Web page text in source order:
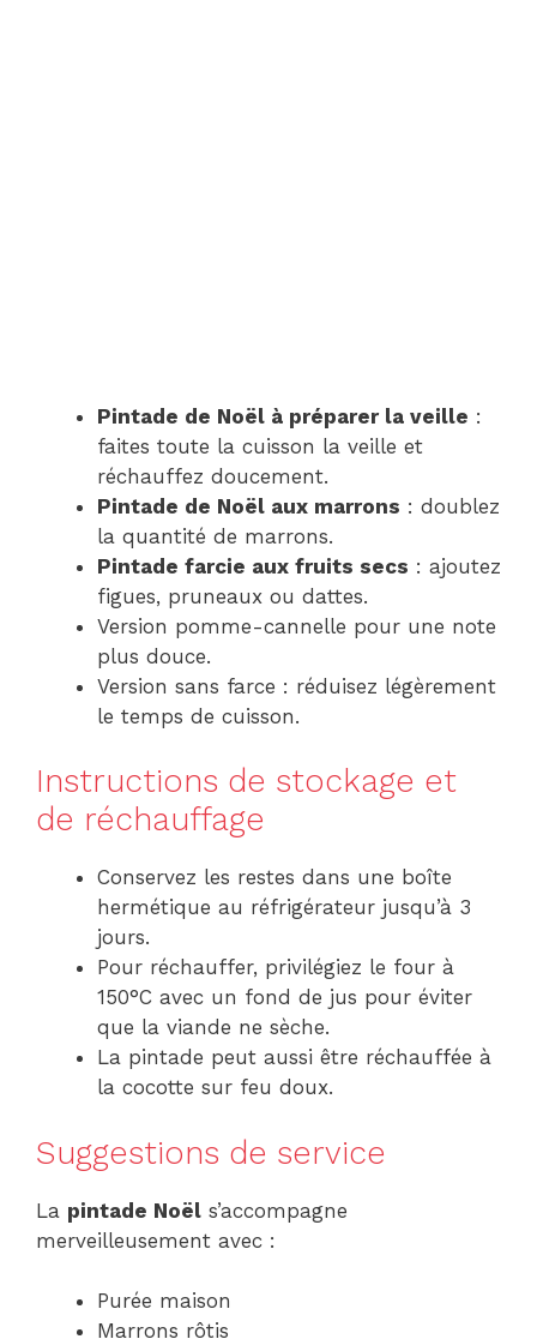
Pintade de Noël à préparer la veille :
faites toute la cuisson la veille et
réchauffez doucement.
Pintade de Noël aux marrons : doublez
la quantité de marrons.
Pintade farcie aux fruits secs : ajoutez
figues, pruneaux ou dattes.
Version pomme-cannelle pour une note
plus douce.
Version sans farce : réduisez légèrement
le temps de cuisson.
Instructions de stockage et
de réchauffage
Conservez les restes dans une boîte
hermétique au réfrigérateur jusqu’à 3
jours.
Pour réchauffer, privilégiez le four à
150°C avec un fond de jus pour éviter
que la viande ne sèche.
La pintade peut aussi être réchauffée à
la cocotte sur feu doux.
Suggestions de service
La pintade Noël s’accompagne
merveilleusement avec :
Purée maison
Marrons rôtis